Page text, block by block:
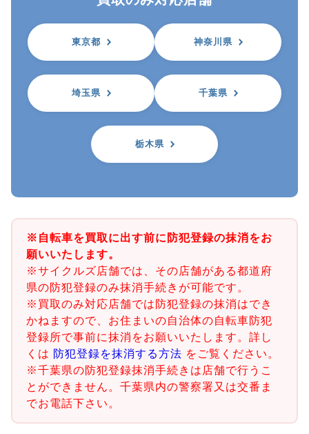
東京都 神奈川県
埼玉県 千葉県
栃木県
※自転車を買取に出す前に防犯登録の抹消をお
願いいたします。
※サイクルズ店舗では、その店舗がある都道府
県の防犯登録のみ抹消手続きが可能です。
※買取のみ対応店舗では防犯登録の抹消はでき
かねますので、お住まいの自治体の自転車防犯
登録所で事前に抹消をお願いいたします。詳し
くは 防犯登録を抹消する方法 をご覧ください。
※千葉県の防犯登録抹消手続きは店舗で行うこ
とができません。千葉県内の警察署又は交番ま
でお電話下さい。